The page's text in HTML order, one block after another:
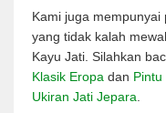
Kami juga
yang tidak kalah
Kayu Jati. Silahkan
Klasik Eropa dan
Ukiran Jati Jepara